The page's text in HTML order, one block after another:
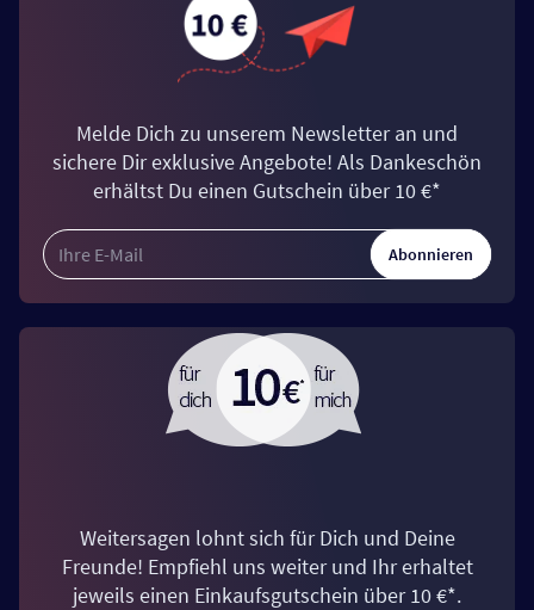
Melde Dich zu unserem Newsletter an und
sichere Dir exklusive Angebote! Als Dankeschön
erhältst Du einen Gutschein über 10 €*
Abonnieren
Weitersagen lohnt sich für Dich und Deine
Freunde! Empfiehl uns weiter und Ihr erhaltet
jeweils einen Einkaufsgutschein über 10 €*.